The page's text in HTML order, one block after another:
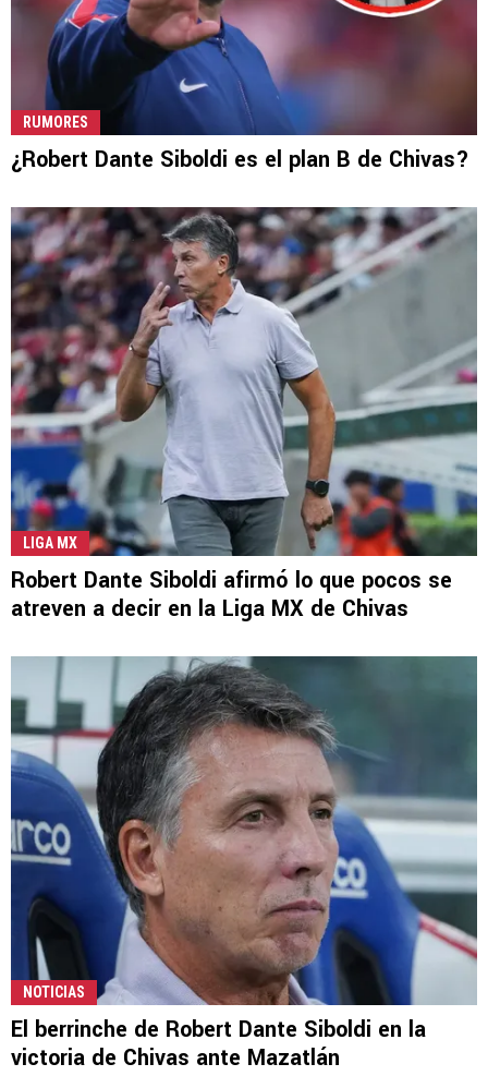
RUMORES
¿Robert Dante Siboldi es el plan B de Chivas?
LIGA MX
Robert Dante Siboldi afirmó lo que pocos se
atreven a decir en la Liga MX de Chivas
NOTICIAS
El berrinche de Robert Dante Siboldi en la
victoria de Chivas ante Mazatlán